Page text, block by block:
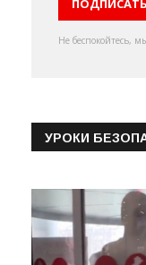
Не беспокойтесь,
УРОКИ